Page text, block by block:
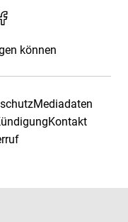
können
Mediadaten
Kontakt